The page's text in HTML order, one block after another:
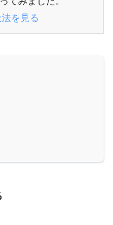
を見る